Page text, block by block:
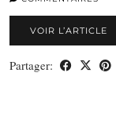
VOIR L’ARTICLE
Partager: